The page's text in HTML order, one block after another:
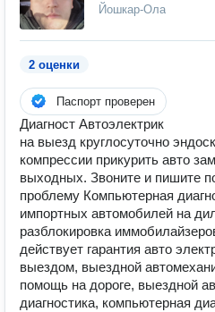
Йошкар-Ола
2 оценки
Паспорт проверен
Диагност Автоэлектрик
на выезд круглосуточно
компрессии прикурить авто
выходных. Звоните и пишите
проблему Компьютерная
импортных автомобилей на
разблокировка
действует гарантия авто
выездом, выездной
помощь на дороге, выездной
диагностика, компьютерная